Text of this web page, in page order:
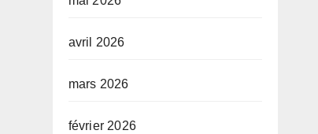
avril 2026
mars 2026
février 2026